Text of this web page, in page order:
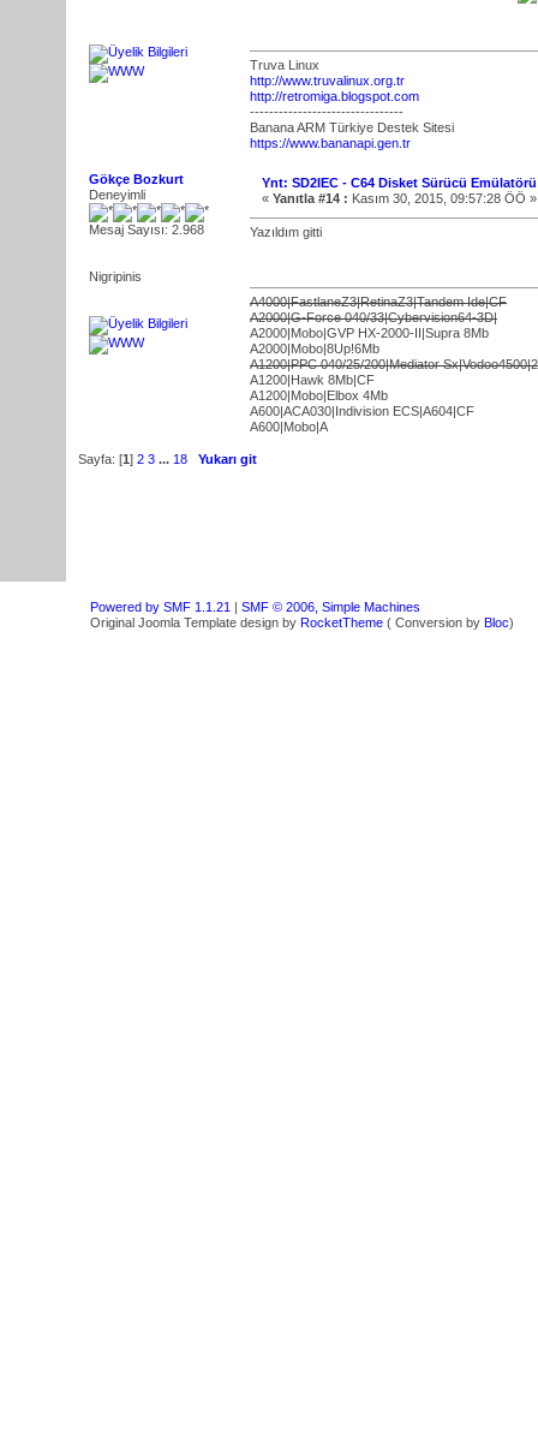
Truva Linux
http://www.truvalinux.org.tr
http://retromiga.blogspot.com
--------------------------------
Banana ARM Türkiye Destek Sitesi
https://www.bananapi.gen.tr
Gökçe Bozkurt
Deneyimli
Mesaj Sayısı: 2.968
Nigripinis
Ynt: SD2IEC - C64 Disket Sürücü Emülatörü
« Yanıtla #14 : Kasım 30, 2015, 09:57:28 ÖÖ »
Yazıldım gitti
A4000|FastlaneZ3|RetinaZ3|Tandem Ide|CF
A2000|G-Force 040/33|Cybervision64-3D|
A2000|Mobo|GVP HX-2000-II|Supra 8Mb
A2000|Mobo|8Up!6Mb
A1200|PPC 040/25/200|Mediator
A1200|Hawk 8Mb|CF
A1200|Mobo|Elbox 4Mb
A600|ACA030|Indivision ECS|A604|CF
A600|Mobo|A
Sayfa: [1] 2 3 ... 18 Yukarı git
Powered by SMF 1.1.21 | SMF © 2006, Simple Machines
Original Joomla Template design by RocketTheme ( Conversion by Bloc)